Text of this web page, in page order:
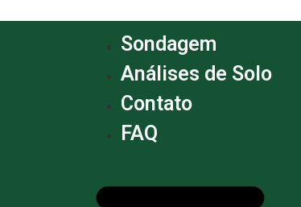
Sondagem
Análises de Solo
Contato
FAQ